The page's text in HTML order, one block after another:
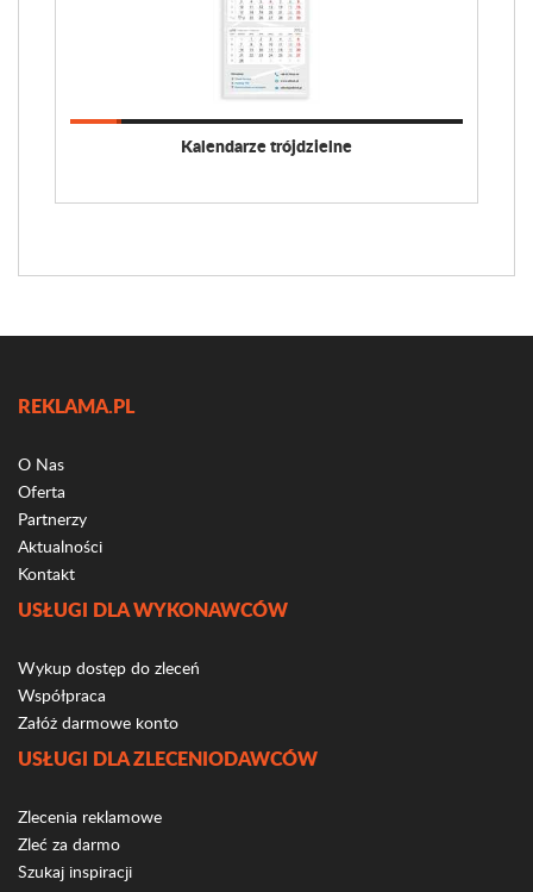
Kalendarze trójdzielne
REKLAMA.PL
O Nas
Oferta
Partnerzy
Aktualności
Kontakt
USŁUGI DLA WYKONAWCÓW
Wykup dostęp do zleceń
Współpraca
Załóż darmowe konto
USŁUGI DLA ZLECENIODAWCÓW
Zlecenia reklamowe
Zleć za darmo
Szukaj inspiracji